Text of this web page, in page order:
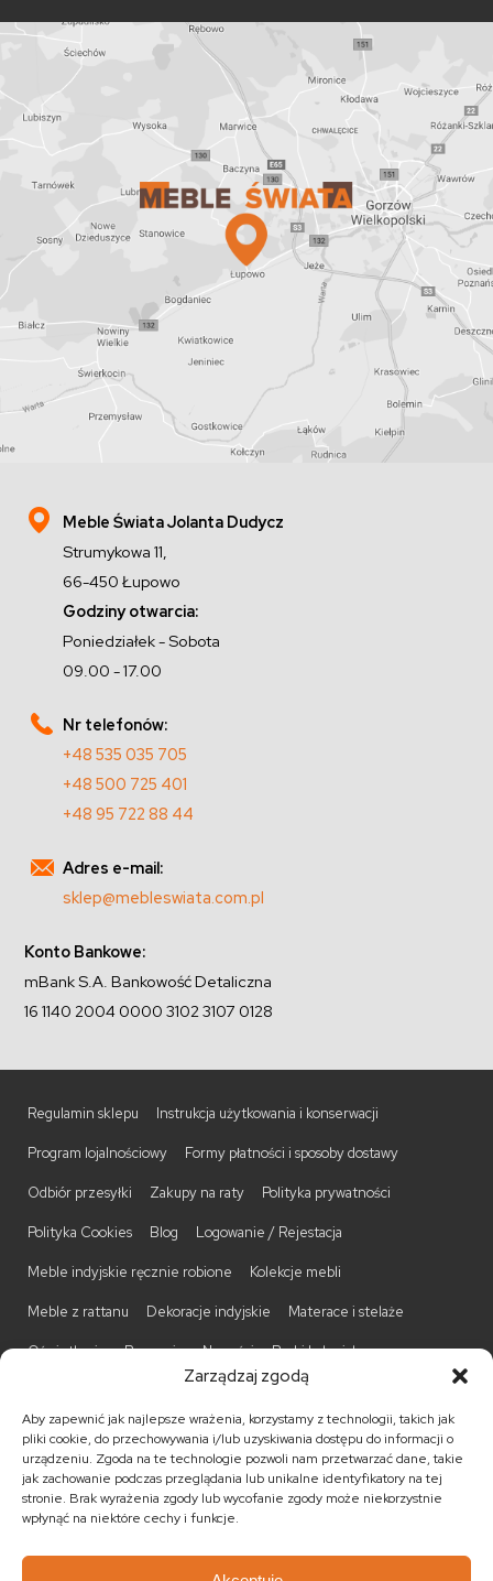
Zarządzaj zgodą
Aby zapewnić jak najlepsze wrażenia, korzystamy z technologii, takich jak
pliki cookie, do przechowywania i/lub uzyskiwania dostępu do informacji o
urządzeniu. Zgoda na te technologie pozwoli nam przetwarzać dane, takie
jak zachowanie podczas przeglądania lub unikalne identyfikatory na tej
stronie. Brak wyrażenia zgody lub wycofanie zgody może niekorzystnie
wpłynąć na niektóre cechy i funkcje.
Meble Świata Jolanta Dudycz
Strumykowa 11,
66-450 Łupowo
Godziny otwarcia:
Poniedziałek - Sobota
09.00 - 17.00
Nr telefonów:
+48 535 035 705
+48 500 725 401
+48 95 722 88 44
Adres e-mail:
sklep@mebleswiata.com.pl
Konto Bankowe:
mBank S.A. Bankowość Detaliczna
16 1140 2004 0000 3102 3107 0128
Regulamin sklepu Instrukcja użytkowania i konserwacji
Program lojalnościowy Formy płatności i sposoby dostawy
Odbiór przesyłki Zakupy na raty Polityka prywatności
Polityka Cookies Blog Logowanie / Rejestacja
Meble indyjskie ręcznie robione Kolekcje mebli
Meble z rattanu Dekoracje indyjskie Materace i stelaże
Oświetlenie Promocje Nowości Barki kolonialne
Komody kolonialne Krzesła kolonialne
Kufry indyjskie Ławki kolonialne Łóżka kolonialne
Parawany kolonialne Półki kolonialne Regały kolonialne
Stojaki na CD Stoliki kawowe Stoliki nocne